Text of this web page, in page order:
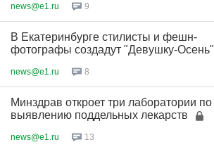
news@e1.ru 9
В Екатеринбурге стилисты и фешн-
фотографы создадут "Девушку-Осень"
news@e1.ru 8
Минздрав откроет три лаборатории по
выявлению поддельных лекарств
news@e1.ru 13